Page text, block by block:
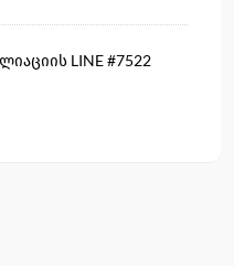
LINE #7522